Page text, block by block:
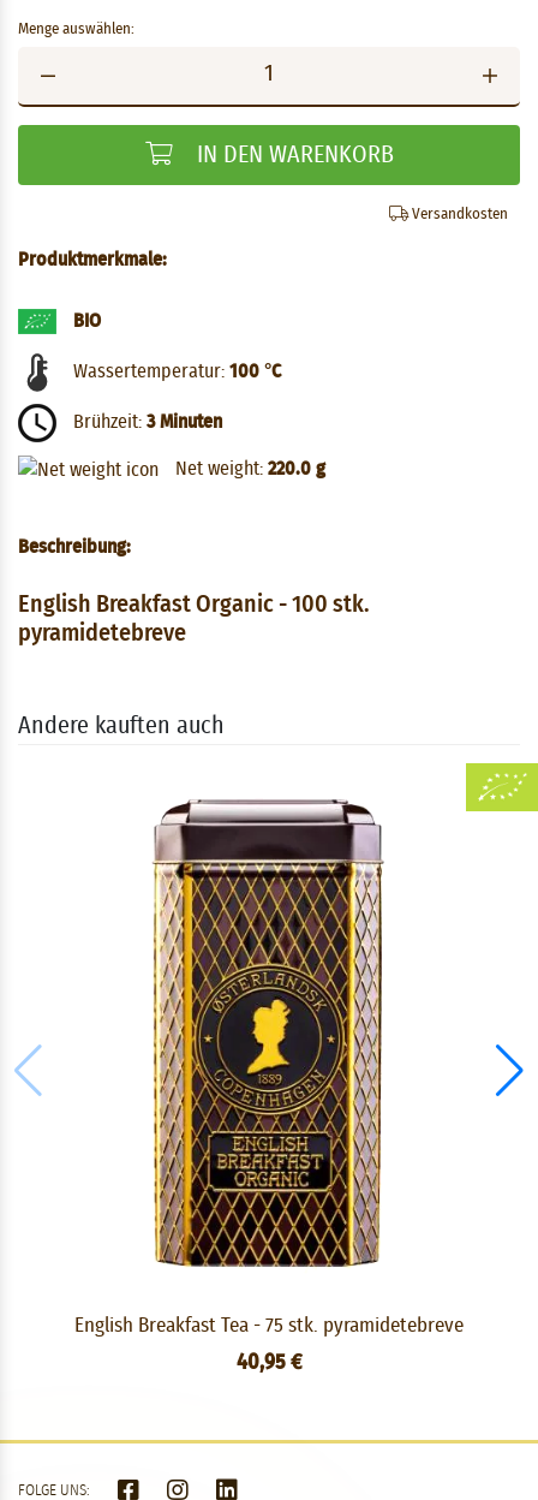
Menge auswählen:
IN DEN WARENKORB
Versandkosten
Produktmerkmale:
BIO
Wassertemperatur: 100 °C
Brühzeit: 3 Minuten
Net weight: 220.0 g
Beschreibung:
English Breakfast Organic - 100 stk.
pyramidetebreve
Andere kauften auch
English Breakfast Tea - 75 stk. pyramidetebreve
40,95 €
FOLGE UNS: